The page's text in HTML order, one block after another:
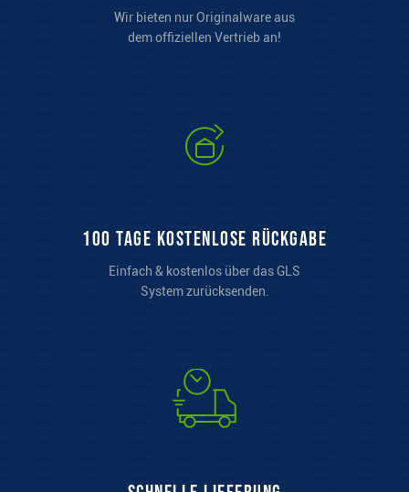
Wir bieten nur Originalware aus
dem offiziellen Vertrieb an!
100 Tage kostenlose Rückgabe
Einfach & kostenlos über das GLS
System zurücksenden.